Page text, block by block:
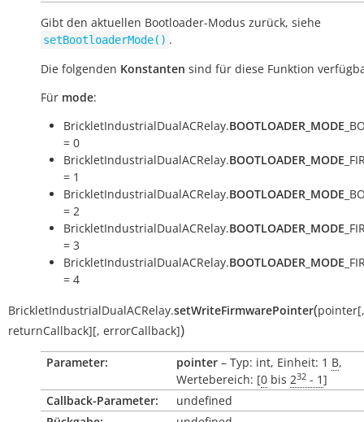
Gibt den aktuellen Bootloader-Modus zurück, siehe
setBootloaderMode() .
Die folgenden Konstanten sind für diese Funktion
Für mode:
BrickletIndustrialDualACRelay.BOOTLOADER_MODE
= 0
BrickletIndustrialDualACRelay.BOOTLOADER_MODE
= 1
BrickletIndustrialDualACRelay.BOOTLOADER_MODE
= 2
BrickletIndustrialDualACRelay.BOOTLOADER_MODE
= 3
BrickletIndustrialDualACRelay.BOOTLOADER_MODE
= 4
BrickletIndustrialDualACRelay.setWriteFirmwarePointer(pointer[,
returnCallback][, errorCallback])
Parameter: pointer – Typ: int, Einheit: 1 B,
Wertebereich: [0 bis 232 - 1]
Callback-Parameter:
undefined